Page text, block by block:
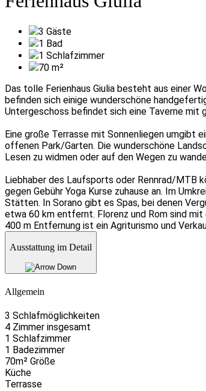
3 Gäste
1 Bad
1 Schlafzimmer
70 m²
Das tolle Ferienhaus Giulia besteht aus einer
befinden sich einige wunderschöne
Untergeschoss befindet sich eine Taverne mit
Eine große Terrasse mit Sonnenliegen umgibt
offenen Park/Garten. Die wunderschöne
Lesen zu widmen oder auf den Wegen zu
Liebhaber des Laufsports oder Rennrad/MTB
gegen Gebühr Yoga Kurse zuhause an. Im
Stätten. In Sorano gibt es Spas, bei denen
etwa 60 km entfernt. Florenz und Rom sind
400 m Entfernung ist ein Agriturismo und
Ausstattung im Detail
Allgemein
3 Schlafmöglichkeiten
4 Zimmer insgesamt
1 Schlafzimmer
1 Badezimmer
70m² Größe
Küche
Terrasse